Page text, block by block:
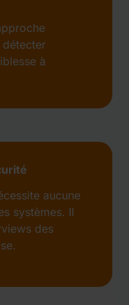
à
aucune
systèmes. Il
des